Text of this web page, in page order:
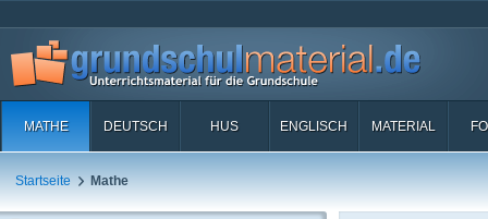
MATHE DEUTSCH HUS ENGLISCH MATERIAL
Startseite Mathe